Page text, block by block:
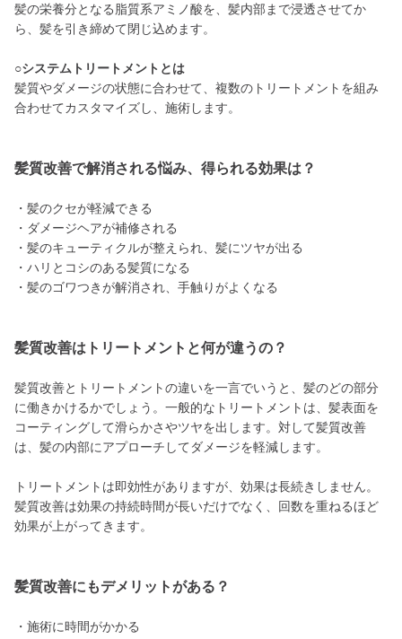
髪の栄養分となる脂質系アミノ酸を、髪内部まで浸透させてか
ら、髪を引き締めて閉じ込めます。
○システムトリートメントとは
髪質やダメージの状態に合わせて、複数のトリートメントを組み
合わせてカスタマイズし、施術します。
髪質改善で解消される悩み、得られる効果は？
・髪のクセが軽減できる
・ダメージヘアが補修される
・髪のキューティクルが整えられ、髪にツヤが出る
・ハリとコシのある髪質になる
・髪のゴワつきが解消され、手触りがよくなる
髪質改善はトリートメントと何が違うの？
髪質改善とトリートメントの違いを一言でいうと、髪のどの部分
に働きかけるかでしょう。一般的なトリートメントは、髪表面を
コーティングして滑らかさやツヤを出します。対して髪質改善
は、髪の内部にアプローチしてダメージを軽減します。
トリートメントは即効性がありますが、効果は長続きしません。
髪質改善は効果の持続時間が長いだけでなく、回数を重ねるほど
効果が上がってきます。
髪質改善にもデメリットがある？
・施術に時間がかかる